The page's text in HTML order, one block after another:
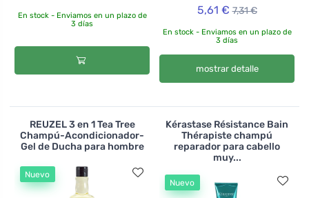
En stock - Enviamos en un plazo de
3 días
5,61 € 7,31 €
En stock - Enviamos en un plazo de
3 días
mostrar detalle
REUZEL 3 en 1 Tea Tree
Champú-Acondicionador-
Gel de Ducha para hombre
Nuevo
Kérastase Résistance Bain
Thérapiste champú
reparador para cabello
muy...
Nuevo